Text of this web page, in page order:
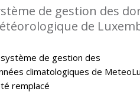
de gestion des
de
de gestion des
climatologiques de
remplacé